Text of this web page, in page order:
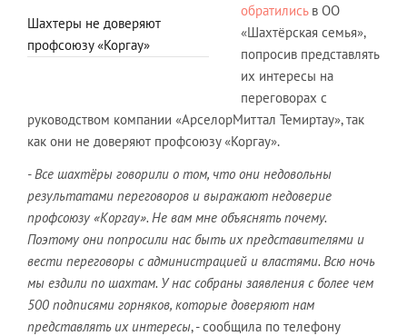
Шахтеры не доверяют
профсоюзу «Коргау»
обратилисьв ОО
«Шахтёрская семья»,
попросив представлять
их интересы на
переговорах с
руководством компании «АрселорМиттал Темиртау», так
как они не доверяют профсоюзу «Коргау».
- Все шахтёры говорили о том, что они недовольны
результатами переговоров и выражают недоверие
профсоюзу «Коргау». Не вам мне объяснять почему.
Поэтому они попросили нас быть их представителями и
вести переговоры с администрацией и властями. Всю ночь
мы ездили по шахтам. У нас собраны заявления с более чем
500 подписями горняков, которые доверяют нам
представлять их интересы, - сообщила по телефону